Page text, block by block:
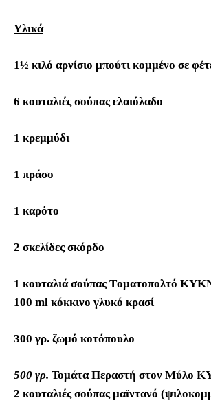
Υλικά
1½ κιλό αρνίσιο μπούτι κομμένο σε
6 κουταλιές σούπας ελαιόλαδο
1 κρεμμύδι
1 πράσο
1 καρότο
2 σκελίδες σκόρδο
1 κουταλιά σούπαςTοματοπολτό
100 ml κόκκινο γλυκό κρασί
300 γρ. ζωμό κοτόπουλο
500 γρ. Τομάτα Περαστή στον Μύλο
2 κουταλιές σούπας μαϊντανό